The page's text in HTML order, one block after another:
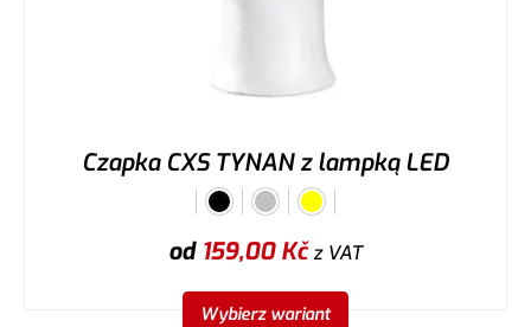
Czapka CXS TYNAN z lampką LED
od 159,00Kčz VAT
Wybierz wariant